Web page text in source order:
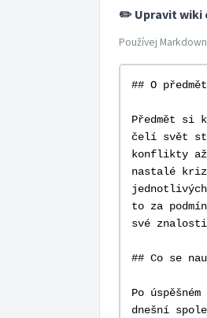
✏️ Upravit wiki
Používej